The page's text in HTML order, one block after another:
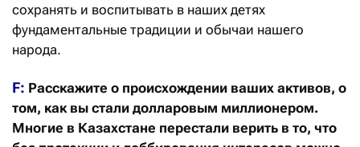
сохранять и воспитывать в наших детях
фундаментальные традиции и обычаи нашего
народа.
F: Расскажите о происхождении ваших активов, о
том, как вы стали долларовым миллионером.
Многие в Казахстане перестали верить в то, что